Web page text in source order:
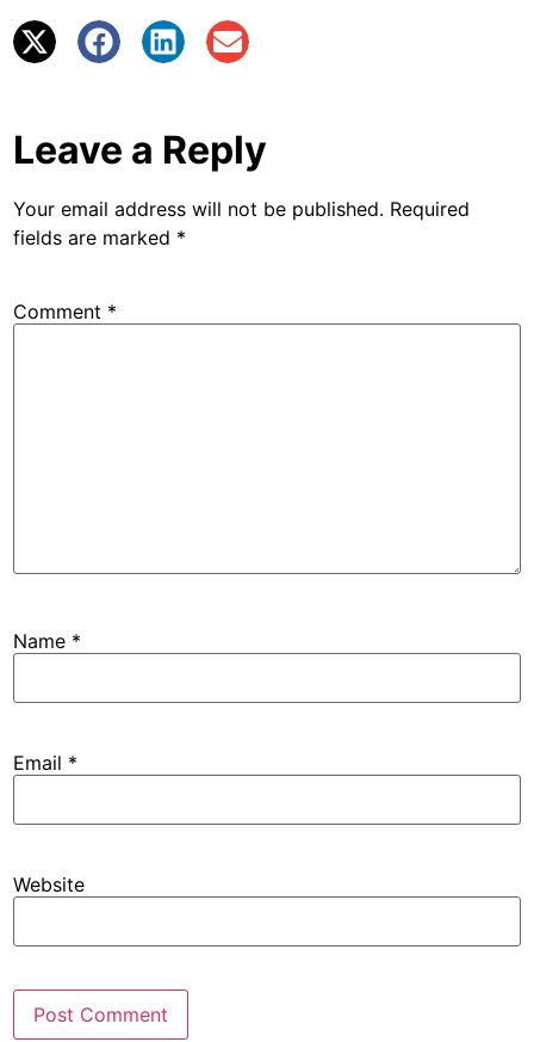
Leave a Reply
Your email address will not be published. Required
fields are marked *
Comment *
Name *
Email *
Website